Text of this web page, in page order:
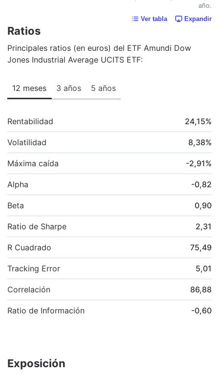
año.
Ver tabla Expandir
Ratios
Principales ratios (en euros) del ETF Amundi Dow
Jones Industrial Average UCITS ETF:
12 meses 3 años 5 años
Rentabilidad 24,15%
Volatilidad 8,38%
Máxima caída -2,91%
Alpha -0,82
Beta 0,90
Ratio de Sharpe 2,31
R Cuadrado 75,49
Tracking Error 5,01
Correlación 86,88
Ratio de Información -0,60
Exposición